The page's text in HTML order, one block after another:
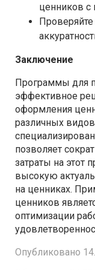
ценников
Проверяйте
Заключение
Программы для
эффективное
оформления
различных
позволяет
затраты на этот
высокую
на ценниках.
ценников
оптимизации
Опубликовано